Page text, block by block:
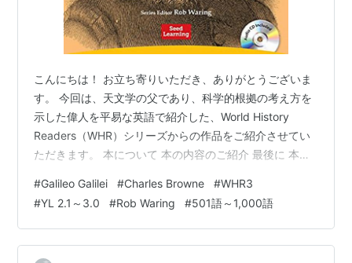
こんにちは！ お立ち寄りいただき、ありがとうございま
す。 今回は、天文学の父であり、科学的根拠の考え方を
示した偉人を平易な英語で紹介した、World History
Readers（WHR）シリーズからの作品をご紹介させてい
ただきます。 本について 本の内容のご紹介 最後に 本に
さんとRob Waringさんが手掛けたGraded Reader（段階
別図書）、『Galileo Galilei』です。 YL 2.2程度 語数は
776語 シリーズ：World History ReadersのLevel 3
(WHR3)【1,250語…
#Galileo Galilei #Charles Browne #WHR3
#YL 2.1～3.0 #Rob Waring #501語～1,000語